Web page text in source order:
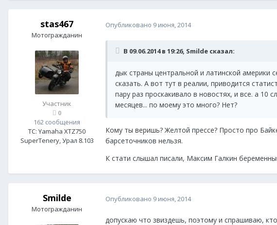
stas467
Мотогражданин
Участник
0
162 сообщения
ТС: Yamaha XTZ750
SuperTenery, Урал 8.103
Опубликовано 9 июня, 2014
В 09.06.2014 в 19:26, Smilde сказал:
дык страны центральной и латинской америки
сказать. А вот тут в реалии, приводится
пару раз проскакивало в новостях, и все. а 10
месяцев... по моему это много? Нет?
Кому ты веришь? Желтой прессе? Просто про
барсеточников нельзя.
К стати слышал писали, Максим Галкин
Smilde
Мотогражданин
Опубликовано 9 июня, 2014
допускаю что звиздешь, поэтому и спрашиваю,